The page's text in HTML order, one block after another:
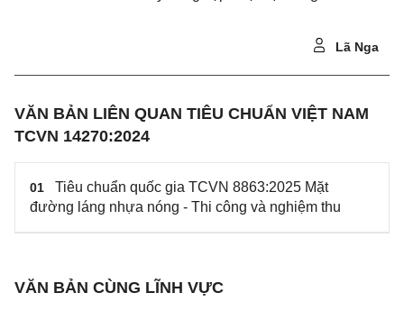
Lã Nga
VĂN BẢN LIÊN QUAN TIÊU CHUẨN VIỆT NAM
TCVN 14270:2024
01
Tiêu chuẩn quốc gia TCVN 8863:2025 Mặt
đường láng nhựa nóng - Thi công và nghiệm thu
VĂN BẢN CÙNG LĨNH VỰC